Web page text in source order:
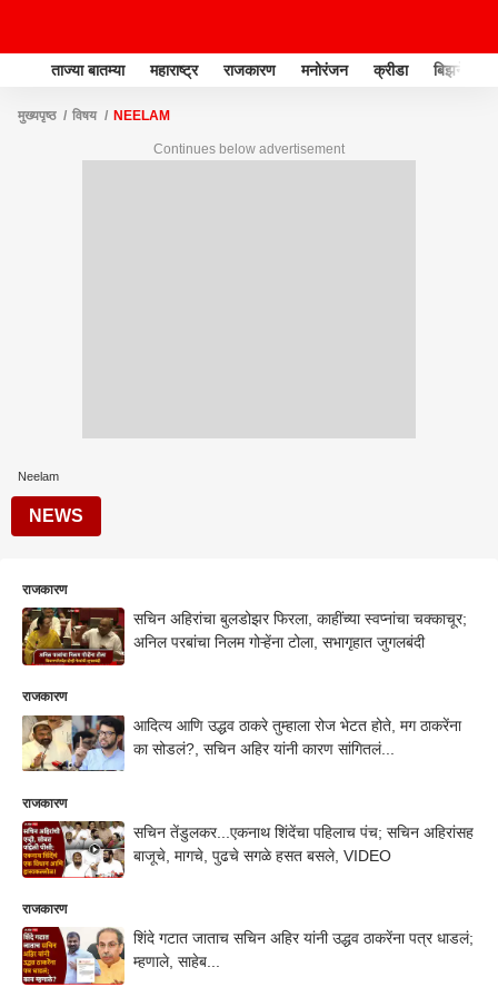
ताज्या बातम्या महाराष्ट्र राजकारण मनोरंजन क्रीडा बिझनेस
मुख्यपृष्ठ विषय NEELAM
Continues below advertisement
Neelam
NEWS
राजकारण
सचिन अहिरांचा बुलडोझर फिरला, काहींच्या स्वप्नांचा चक्काचूर;
अनिल परबांचा निलम गोऱ्हेंना टोला, सभागृहात जुगलबंदी
राजकारण
आदित्य आणि उद्धव ठाकरे तुम्हाला रोज भेटत होते, मग ठाकरेंना
का सोडलं?, सचिन अहिर यांनी कारण सांगितलं...
राजकारण
सचिन तेंडुलकर...एकनाथ शिंदेंचा पहिलाच पंच; सचिन अहिरांसह
बाजूचे, मागचे, पुढचे सगळे हसत बसले, VIDEO
राजकारण
शिंदे गटात जाताच सचिन अहिर यांनी उद्धव ठाकरेंना पत्र धाडलं;
म्हणाले, साहेब...